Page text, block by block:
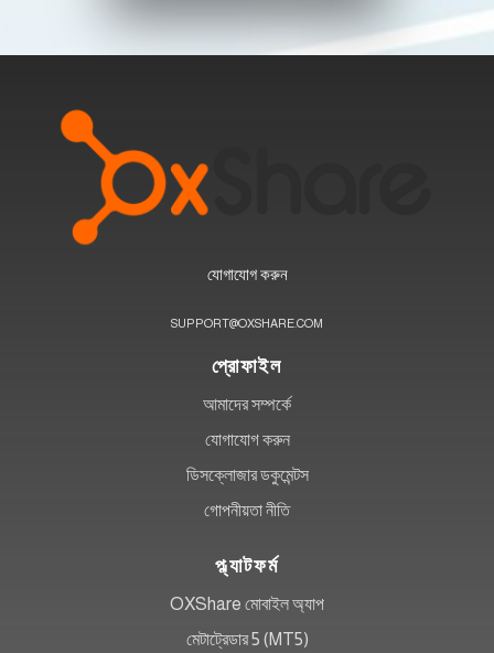
যোগাযোগ করুন
SUPPORT@OXSHARE.COM
প্রোফাইল
আমাদের সম্পর্কে
যোগাযোগ করুন
ডিসক্লোজার ডকুমেন্টস
গোপনীয়তা নীতি
প্ল্যাটফর্ম
OXShare মোবাইল অ্যাপ
মেটাট্রেডার 5 (MT5)